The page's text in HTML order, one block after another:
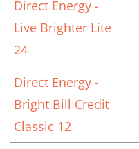
Direct Energy -
Live Brighter Lite
24
Direct Energy -
Bright Bill Credit
Classic 12